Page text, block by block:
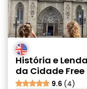
História e
da Cidade Free
9.6 (4)